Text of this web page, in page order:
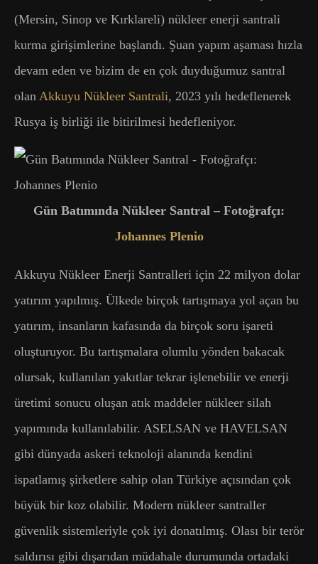
(Mersin, Sinop ve Kırklareli) nükleer enerji santrali
kurma girişimlerine başlandı. Şuan yapım aşaması hızla
devam eden ve bizim de en çok duyduğumuz santral
olan Akkuyu Nükleer Santrali, 2023 yılı hedeflenerek
Rusya iş birliği ile bitirilmesi hedefleniyor.
Gün Batımında Nükleer Santral – Fotoğrafçı:
Johannes Plenio
Akkuyu Nükleer Enerji Santralleri için 22 milyon dolar
yatırım yapılmış. Ülkede birçok tartışmaya yol açan bu
yatırım, insanların kafasında da birçok soru işareti
oluşturuyor. Bu tartışmalara olumlu yönden bakacak
olursak, kullanılan yakıtlar tekrar işlenebilir ve enerji
üretimi sonucu oluşan atık maddeler nükleer silah
yapımında kullanılabilir. ASELSAN ve HAVELSAN
gibi dünyada askeri teknoloji alanında kendini
ispatlamış şirketlere sahip olan Türkiye açısından çok
büyük bir koz olabilir. Modern nükleer santraller
güvenlik sistemleriyle çok iyi donatılmış. Olası bir terör
saldırısı gibi dışarıdan müdahale durumunda ortadaki